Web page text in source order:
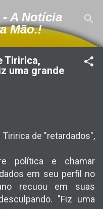
principal
A Notícia
Mão.!
Tiririca,
uma grande
de "retardados",
política e chamar
em seu perfil no
recuou em suas
"Fiz uma